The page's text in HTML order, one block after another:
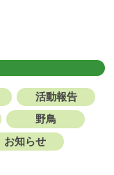
活動報告
野鳥
お知らせ